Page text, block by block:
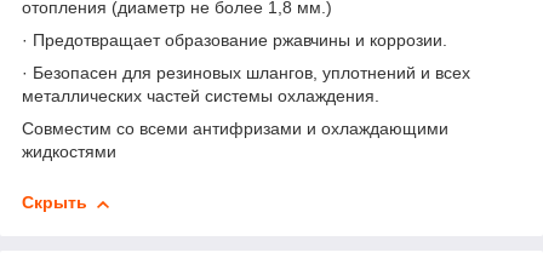
отопления (диаметр не более 1,8 мм.)
· Предотвращает образование ржавчины и коррозии.
· Безопасен для резиновых шлангов, уплотнений и всех
металлических частей системы охлаждения.
Совместим со всеми антифризами и охлаждающими
жидкостями
Скрыть